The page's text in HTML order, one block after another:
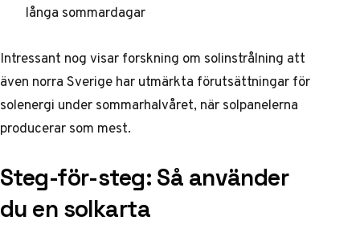
långa sommardagar
Intressant nog visarforskning om solinstrålning att
även norra Sverige har utmärkta förutsättningar för
solenergi under sommarhalvåret, när solpanelerna
producerar som mest.
Steg-för-steg: Så använder
du en solkarta